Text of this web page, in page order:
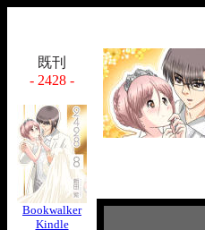
既刊
- 2428 -
Bookwalker
Kindle